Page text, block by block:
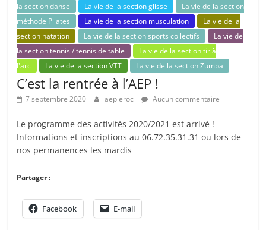
la section danse
La vie de la section glisse
La vie de la section
méthode Pilates
La vie de la section musculation
La vie de la
section natation
La vie de la section sports collectifs
La vie de
la section tennis / tennis de table
La vie de la section tir à
l'arc
La vie de la section VTT La vie de la section Zumba
C’est la rentrée à l’AEP !
7 septembre 2020 aepleroc Aucun commentaire
Le programme des activités 2020/2021 est arrivé !
Informations et inscriptions au 06.72.35.31.31 ou lors de
nos permanences les mardis
Partager :
Facebook E-mail